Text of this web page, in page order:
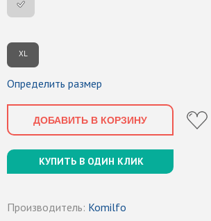
XL
Определить размер
ДОБАВИТЬ В КОРЗИНУ
КУПИТЬ В ОДИН КЛИК
Производитель: Komilfo